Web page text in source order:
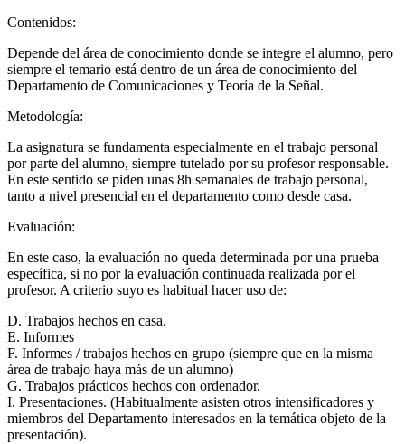
Contenidos:
Depende del área de conocimiento donde se integre el alumno, pero
siempre el temario está dentro de un área de conocimiento del
Departamento de Comunicaciones y Teoría de la Señal.
Metodología:
La asignatura se fundamenta especialmente en el trabajo personal
por parte del alumno, siempre tutelado por su profesor responsable.
En este sentido se piden unas 8h semanales de trabajo personal,
tanto a nivel presencial en el departamento como desde casa.
Evaluación:
En este caso, la evaluación no queda determinada por una prueba
específica, si no por la evaluación continuada realizada por el
profesor. A criterio suyo es habitual hacer uso de:
D. Trabajos hechos en casa.
E. Informes
F. Informes / trabajos hechos en grupo (siempre que en la misma
área de trabajo haya más de un alumno)
G. Trabajos prácticos hechos con ordenador.
I. Presentaciones. (Habitualmente asisten otros intensificadores y
miembros del Departamento interesados en la temática objeto de la
presentación).